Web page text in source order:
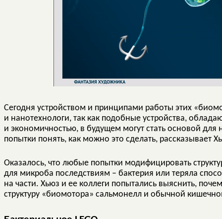
Сегодня устройством и принципами работы этих
и нанотехнологи, так как подобные устройства,
и экономичностью, в будущем могут стать основой
попытки понять, как можно это сделать,
Оказалось, что любые попытки модифицировать
для микроба последствиям – бактерия или теряла
на части. Хьюз и ее коллеги попытались выяснить,
структуру «биомотора» сальмонелл и обычной